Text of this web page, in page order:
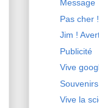
Message
Pas cher !
Jim !
Publicité
Vive
Vive la